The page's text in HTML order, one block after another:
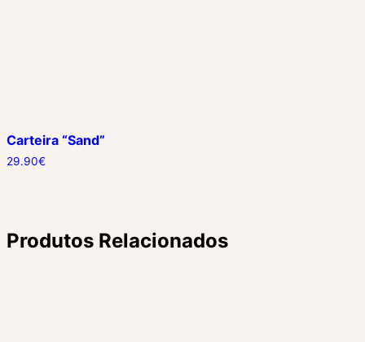
Carteira “Sand”
29.90€
Produtos Relacionados